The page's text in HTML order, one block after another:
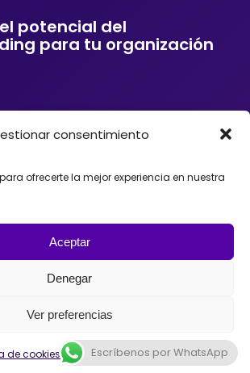
consentimiento
ofrecerte la mejor experiencia en nuestra
Aceptar
Denegar
Ver preferencias
de cookiesPolítica de privacidad
potencial del
para tu organización
o entidad quiere ofrecer a sus
ayudarte. Trabajamos con
que desean incorporar el
diseñando estrategias y
el lanzamiento de campañas con
México o Argentina.
Crowdfunding Escríbenos por WhatsApp